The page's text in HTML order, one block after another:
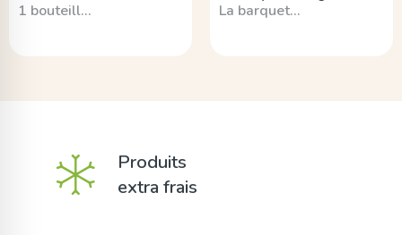
1 bouteill… La barquet…
Produits
extra frais